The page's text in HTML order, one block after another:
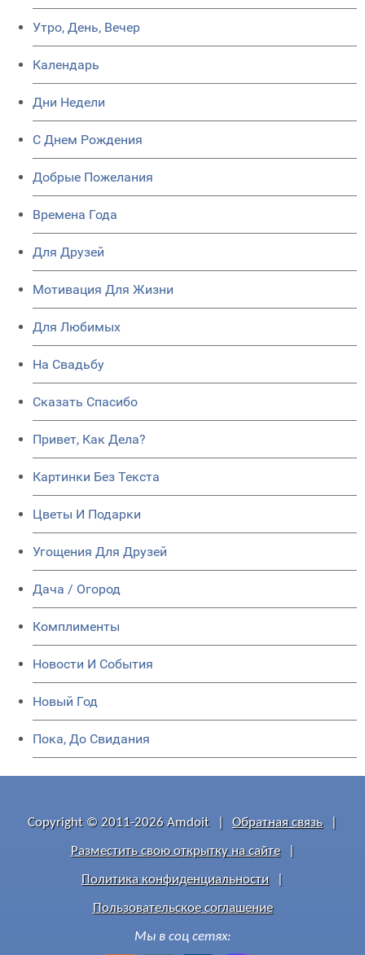
Утро, День, Вечер
Календарь
Дни Недели
C Днем Рождения
Добрые Пожелания
Времена Года
Для Друзей
Мотивация Для Жизни
Для Любимых
На Свадьбу
Сказать Спасибо
Привет, Как Дела?
Картинки Без Текста
Цветы И Подарки
Угощения Для Друзей
Дача / Огород
Комплименты
Новости И События
Новый Год
Пока, До Свидания
Copyright © 2011-2026 Amdoit Обратная связь
Разместить свою открытку на сайте
Политика конфиденциальности
Пользовательское соглашение
Мы в соц сетях: